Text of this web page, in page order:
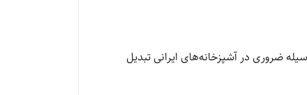
ضروری در آشپزخانه‌های ایرانی تبدیل